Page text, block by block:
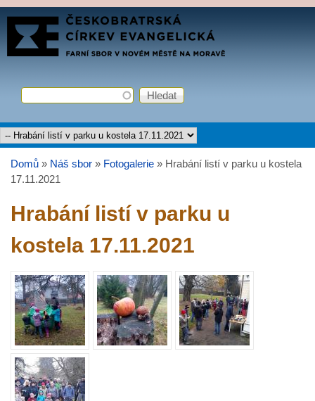
Přejít k hlavnímu obsahu
FARNÍ
SBOR
Vyhledávání
Hledat
Hlavní menu
Jste zde
Domů » Náš sbor » Fotogalerie » Hrabání listí v parku u kostela
17.11.2021
Hrabání listí v parku u
kostela 17.11.2021